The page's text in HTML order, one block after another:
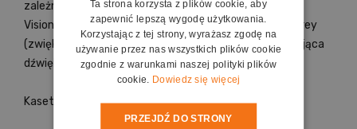
zależności od przeznaczenia - VisionWhite (standard),
VisionWhitePro (nie przepuszczająca światła), VisionGrey
(zwiększająca kontrast), VisionAcoustik (przepuszczająca
dźwięk).
Kasety wykonane są w całości z aluminium.
Ta strona korzysta z plików cookie, aby
zapewnić lepszą wygodę użytkowania.
Korzystając z tej strony, wyrażasz zgodę na
używanie przez nas wszystkich plików cookie
zgodnie z warunkami naszej polityki plików
cookie. Dowiedz się więcej
PRZEJDŹ DO STRONY